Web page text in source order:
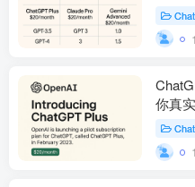
你真